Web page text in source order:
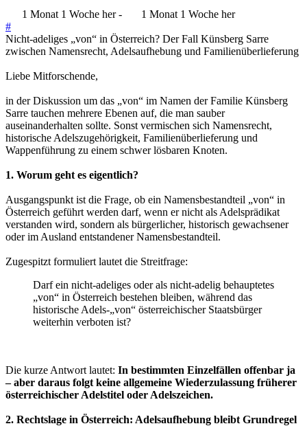
1 Monat 1 Woche her-
1 Monat 1 Woche her
#
Nicht-adeliges „von“ in Österreich? Der Fall Künsberg Sarre
zwischen Namensrecht, Adelsaufhebung und Familienüberlieferung
Liebe Mitforschende,
in der Diskussion um das „von“ im Namen der Familie Künsberg
Sarre tauchen mehrere Ebenen auf, die man sauber
auseinanderhalten sollte. Sonst vermischen sich Namensrecht,
historische Adelszugehörigkeit, Familienüberlieferung und
Wappenführung zu einem schwer lösbaren Knoten.
1. Worum geht es eigentlich?
Ausgangspunkt ist die Frage, ob ein Namensbestandteil „von“ in
Österreich geführt werden darf, wenn er nicht als Adelsprädikat
verstanden wird, sondern als bürgerlicher, historisch gewachsener
oder im Ausland entstandener Namensbestandteil.
Zugespitzt formuliert lautet die Streitfrage:
Darf ein nicht-adeliges oder als nicht-adelig behauptetes
„von“ in Österreich bestehen bleiben, während das
historische Adels-„von“ österreichischer Staatsbürger
weiterhin verboten ist?
Die kurze Antwort lautet: In bestimmten Einzelfällen offenbar ja
– aber daraus folgt keine allgemeine Wiederzulassung früherer
österreichischer Adelstitel oder Adelszeichen.
2. Rechtslage in Österreich: Adelsaufhebung bleibt Grundregel